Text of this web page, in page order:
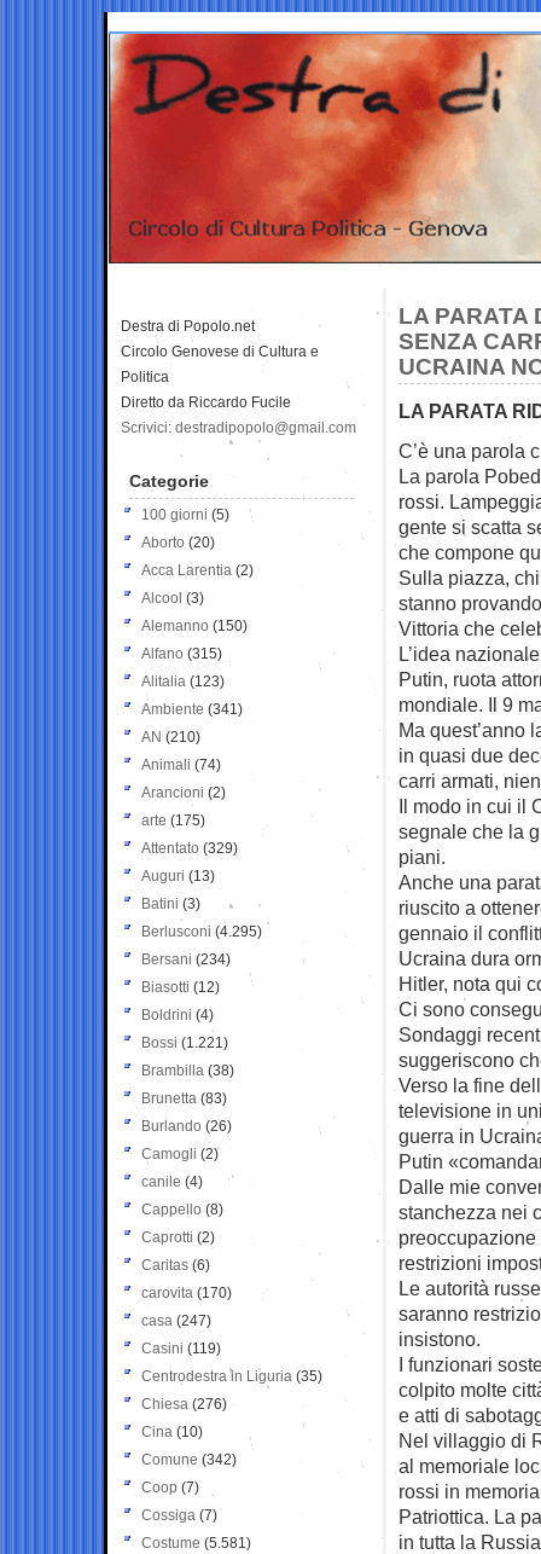
LA PARATA
SENZA
UCRAINA
LA PARATA
C’è una parola
La parola
rossi.
gente si scatta
che compone
Sulla piazza,
stanno
Vittoria che
L’idea
Putin, ruota
mondiale. Il 9
Ma quest’anno
in quasi due
carri armati,
Il modo in cui il
segnale che la
piani.
Anche una
riuscito a
gennaio il
Ucraina dura
Hitler, nota qui
Ci sono
Sondaggi
suggeriscono
Verso la fine
televisione in
guerra in
Putin
Dalle mie
stanchezza nei
preoccupazione
restrizioni
Le autorità
saranno
insistono.
I funzionari
colpito molte
e atti di
Nel villaggio di
al memoriale
rossi in
Patriottica. La
in tutta la
Destra di Popolo.net
Circolo Genovese di Cultura e
Politica
Diretto da Riccardo Fucile
Scrivici: destradipopolo@gmail.com
Categorie
100 giorni (5)
Aborto (20)
Acca Larentia (2)
Alcool (3)
Alemanno (150)
Alfano (315)
Alitalia (123)
Ambiente (341)
AN (210)
Animali (74)
Arancioni (2)
arte (175)
Attentato (329)
Auguri (13)
Batini (3)
Berlusconi (4.295)
Bersani (234)
Biasotti (12)
Boldrini (4)
Bossi (1.221)
Brambilla (38)
Brunetta (83)
Burlando (26)
Camogli (2)
canile (4)
Cappello (8)
Caprotti (2)
Caritas (6)
carovita (170)
casa (247)
Casini (119)
Centrodestra in Liguria (35)
Chiesa (276)
Cina (10)
Comune (342)
Coop (7)
Cossiga (7)
Costume (5.581)